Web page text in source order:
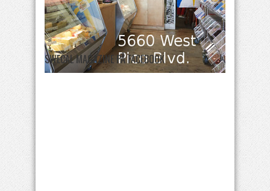
SWECAL MAGAZINE PÅ FACEBOOK